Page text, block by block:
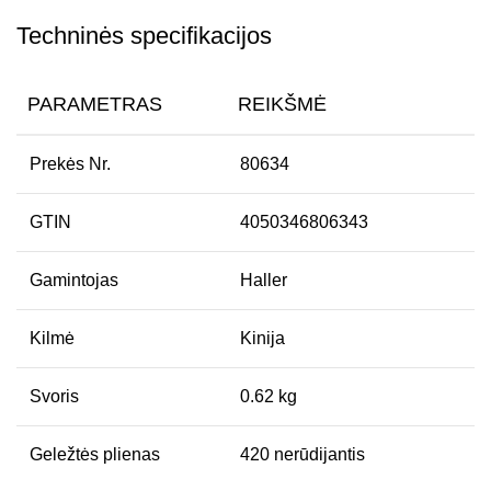
Techninės specifikacijos
PARAMETRAS REIKŠMĖ
Prekės Nr. 80634
GTIN 4050346806343
Gamintojas Haller
Kilmė Kinija
Svoris 0.62 kg
Geležtės plienas 420 nerūdijantis